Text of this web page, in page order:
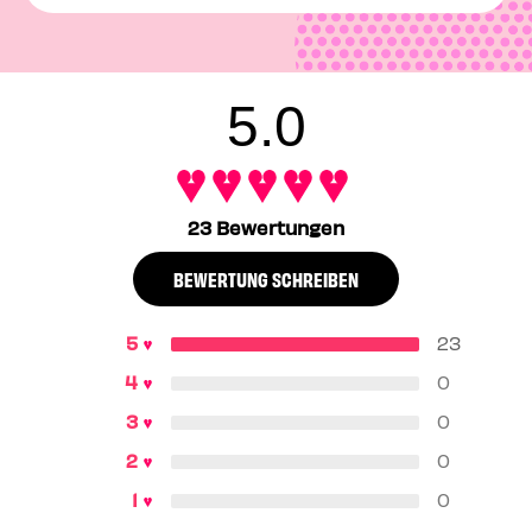
The POREfessional Face Primer and any
The POREfessional: Super
Setter, holding the bottle about 8 inches from your face.
apply your primer and makeup. Reapply throughout the
day whenever you need a little pick-me-up.
5.0
23 Bewertungen
BEWERTUNG SCHREIBEN
23
0
0
0
0